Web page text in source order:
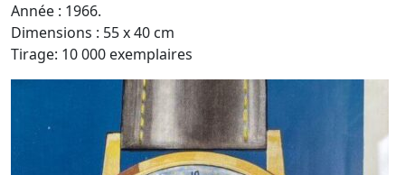
Année : 1966.
Dimensions : 55 x 40 cm
Tirage: 10 000 exemplaires